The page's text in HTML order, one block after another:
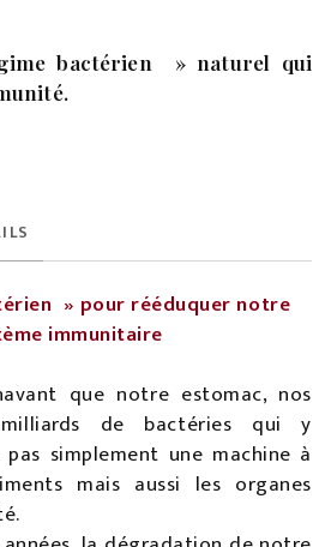
bactérien » naturel qui
» pour rééduquer notre
immunitaire
que notre estomac, nos
de bactéries qui y
simplement une machine à
mais aussi les organes